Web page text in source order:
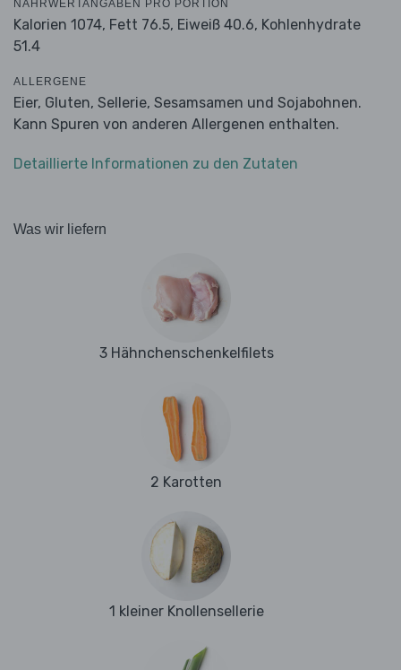
NÄHRWERTANGABEN PRO PORTION
Kalorien 1074, Fett 76.5, Eiweiß 40.6, Kohlenhydrate
51.4
ALLERGENE
Eier, Gluten, Sellerie, Sesamsamen und Sojabohnen.
Kann Spuren von anderen Allergenen enthalten.
Detaillierte Informationen zu den Zutaten
Was wir liefern
3 Hähnchenschenkelfilets
2 Karotten
1 kleiner Knollensellerie